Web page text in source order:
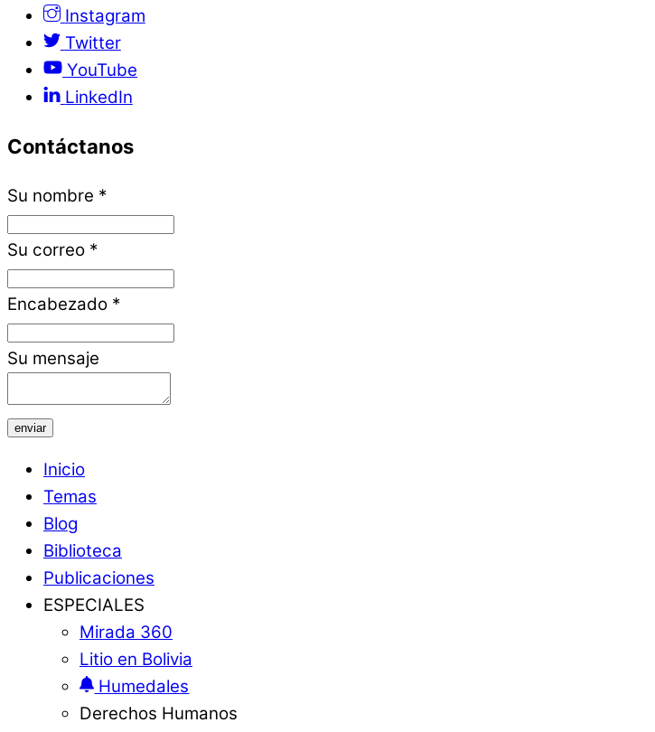
Instagram
Twitter
YouTube
LinkedIn
Contáctanos
Su nombre *
Su correo *
Encabezado *
Su mensaje
enviar
Inicio
Temas
Blog
Biblioteca
Publicaciones
ESPECIALES
Mirada 360
Litio en Bolivia
Humedales
Derechos Humanos